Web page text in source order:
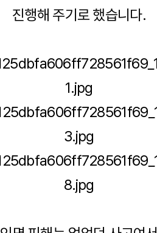
진행해 주기로 했습니다.